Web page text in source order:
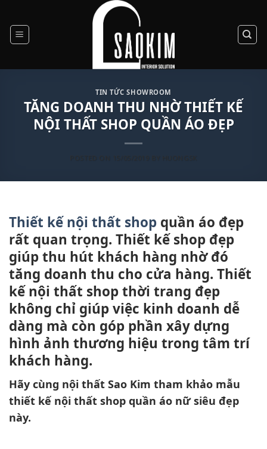
content
TIN TỨC SHOWROOM
TĂNG DOANH THU NHỜ THIẾT KẾ
NỘI THẤT SHOP QUẦN ÁO ĐẸP
Thiết kế nội thất shop quần áo đẹp
rất quan trọng. Thiết kế shop đẹp
giúp thu hút khách hàng nhờ đó
tăng doanh thu cho cửa hàng. Thiết
kế nội thất shop thời trang đẹp
không chỉ giúp việc kinh doanh dễ
dàng mà còn góp phần xây dựng
hình ảnh thương hiệu trong tâm trí
khách hàng.
Hãy cùng nội thất Sao Kim tham khảo mẫu
thiết kế nội thất shop quần áo nữ siêu đẹp
này.